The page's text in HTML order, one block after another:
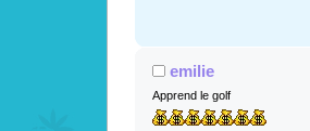
emilie
Apprend le golf